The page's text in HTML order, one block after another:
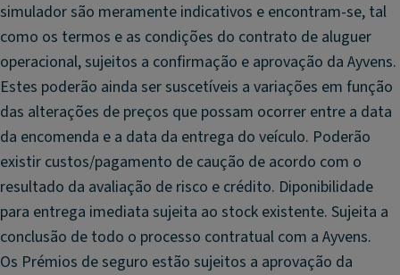
simulador são meramente indicativos e encontram-se, tal
como os termos e as condições do contrato de aluguer
operacional, sujeitos a confirmação e aprovação da Ayvens.
Estes poderão ainda ser suscetíveis a variações em função
das alterações de preços que possam ocorrer entre a data
da encomenda e a data da entrega do veículo. Poderão
existir custos/pagamento de caução de acordo com o
resultado da avaliação de risco e crédito. Diponibilidade
para entrega imediata sujeita ao stock existente. Sujeita a
conclusão de todo o processo contratual com a Ayvens.
Os Prémios de seguro estão sujeitos a aprovação da